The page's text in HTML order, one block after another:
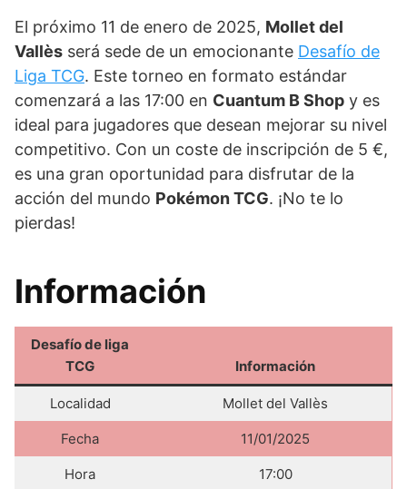
El próximo 11 de enero de 2025, Mollet del
Vallès será sede de un emocionante Desafío de
Liga TCG. Este torneo en formato estándar
comenzará a las 17:00 en Cuantum B Shop y es
ideal para jugadores que desean mejorar su nivel
competitivo. Con un coste de inscripción de 5 €,
es una gran oportunidad para disfrutar de la
acción del mundo Pokémon TCG. ¡No te lo
pierdas!
Información
Desafío de liga
TCG
Información
Localidad Mollet del Vallès
Fecha 11/01/2025
Hora 17:00